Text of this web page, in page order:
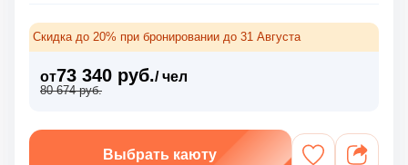
Скидка до 20% при бронировании до 31 Августа
от73 340 руб./ чел
80 674 руб.
Выбрать каюту